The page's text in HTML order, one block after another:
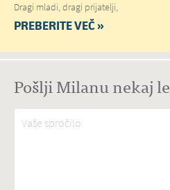
Dragi mladi, dragi prijatelji,
PREBERITE VEČ »
Pošlji Milanu nekaj
Vaše spročilo*